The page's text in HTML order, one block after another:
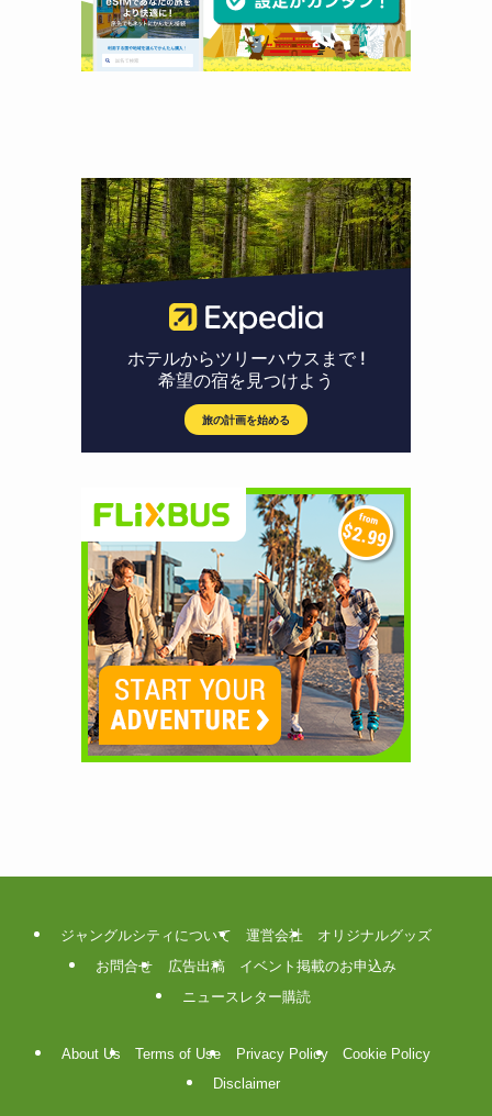
ジャングルシティについて 運営会社
オリジナルグッズ
お問合せ
広告出稿
イベント掲載のお申込み
ニュースレター購読
About Us Terms of Use Privacy Policy
Cookie Policy
Disclaimer